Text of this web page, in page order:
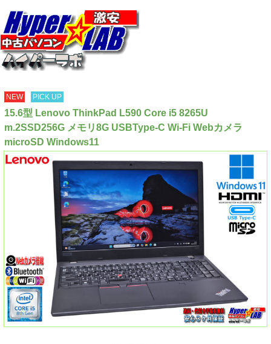
NEW PICK UP
15.6型 Lenovo ThinkPad L590 Core i5 8265U
m.2SSD256G メモリ8G USBType-C Wi-Fi Webカメラ
microSD Windows11